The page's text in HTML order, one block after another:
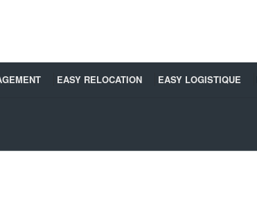
EASY RELOCATION EASY LOGISTIQUE